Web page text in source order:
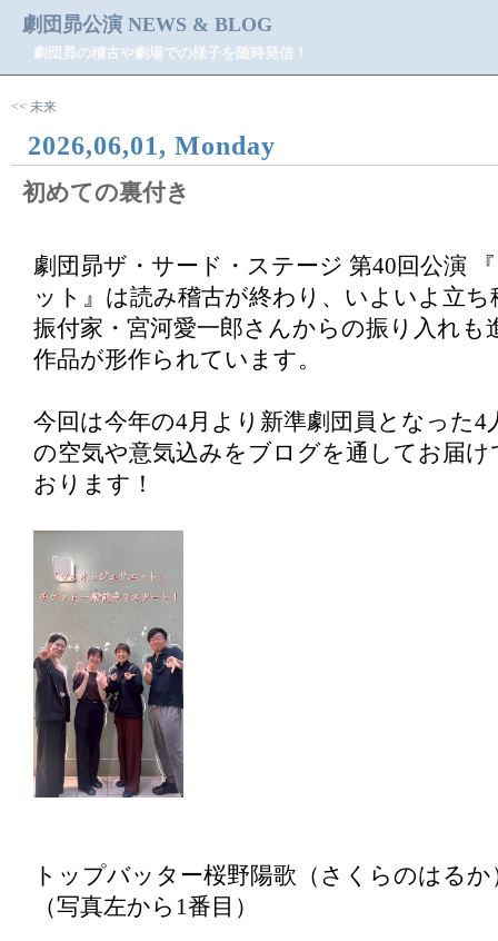
劇団昴公演 NEWS & BLOG
劇団昴の稽古や劇場での様子を随時発信！
<< 未来
2026,06,01, Monday
初めての裏付き
劇団昴ザ・サード・ステージ 第40回公演
ット』は読み稽古が終わり、いよいよ立ち
振付家・宮河愛一郎さんからの振り入れも
作品が形作られています。
今回は今年の4月より新準劇団員となった4
の空気や意気込みをブログを通してお届
おります！
トップバッター桜野陽歌（さくらのはる
（写真左から1番目）